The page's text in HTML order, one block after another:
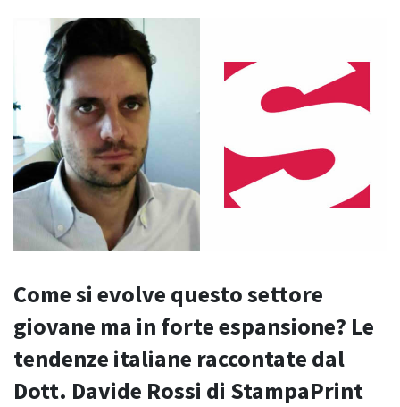
Come si evolve questo settore
giovane ma in forte espansione? Le
tendenze italiane raccontate dal
Dott. Davide Rossi di StampaPrint